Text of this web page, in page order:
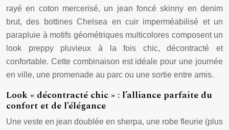
rayé en coton mercerisé, un jean foncé skinny en denim
brut, des bottines Chelsea en cuir imperméabilisé et un
parapluie à motifs géométriques multicolores composent un
look preppy pluvieux à la fois chic, décontracté et
confortable. Cette combinaison est idéale pour une journée
en ville, une promenade au parc ou une sortie entre amis.
Look « décontracté chic » : l’alliance parfaite du
confort et de l’élégance
Une veste en jean doublée en sherpa, une robe fleurie (plus